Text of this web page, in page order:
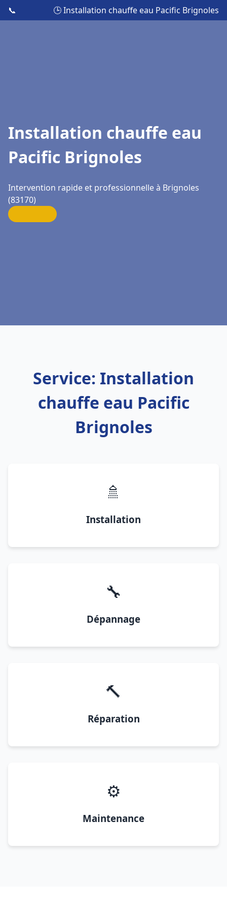
📞 🕒 Installation chauffe eau Pacific Brignoles
Installation chauffe eau
Pacific Brignoles
Intervention rapide et professionnelle à Brignoles
(83170)
Service: Installation
chauffe eau Pacific
Brignoles
🚿
Installation
🔧
Dépannage
🔨
Réparation
⚙️
Maintenance